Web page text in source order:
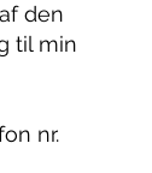
den
til min
nr.